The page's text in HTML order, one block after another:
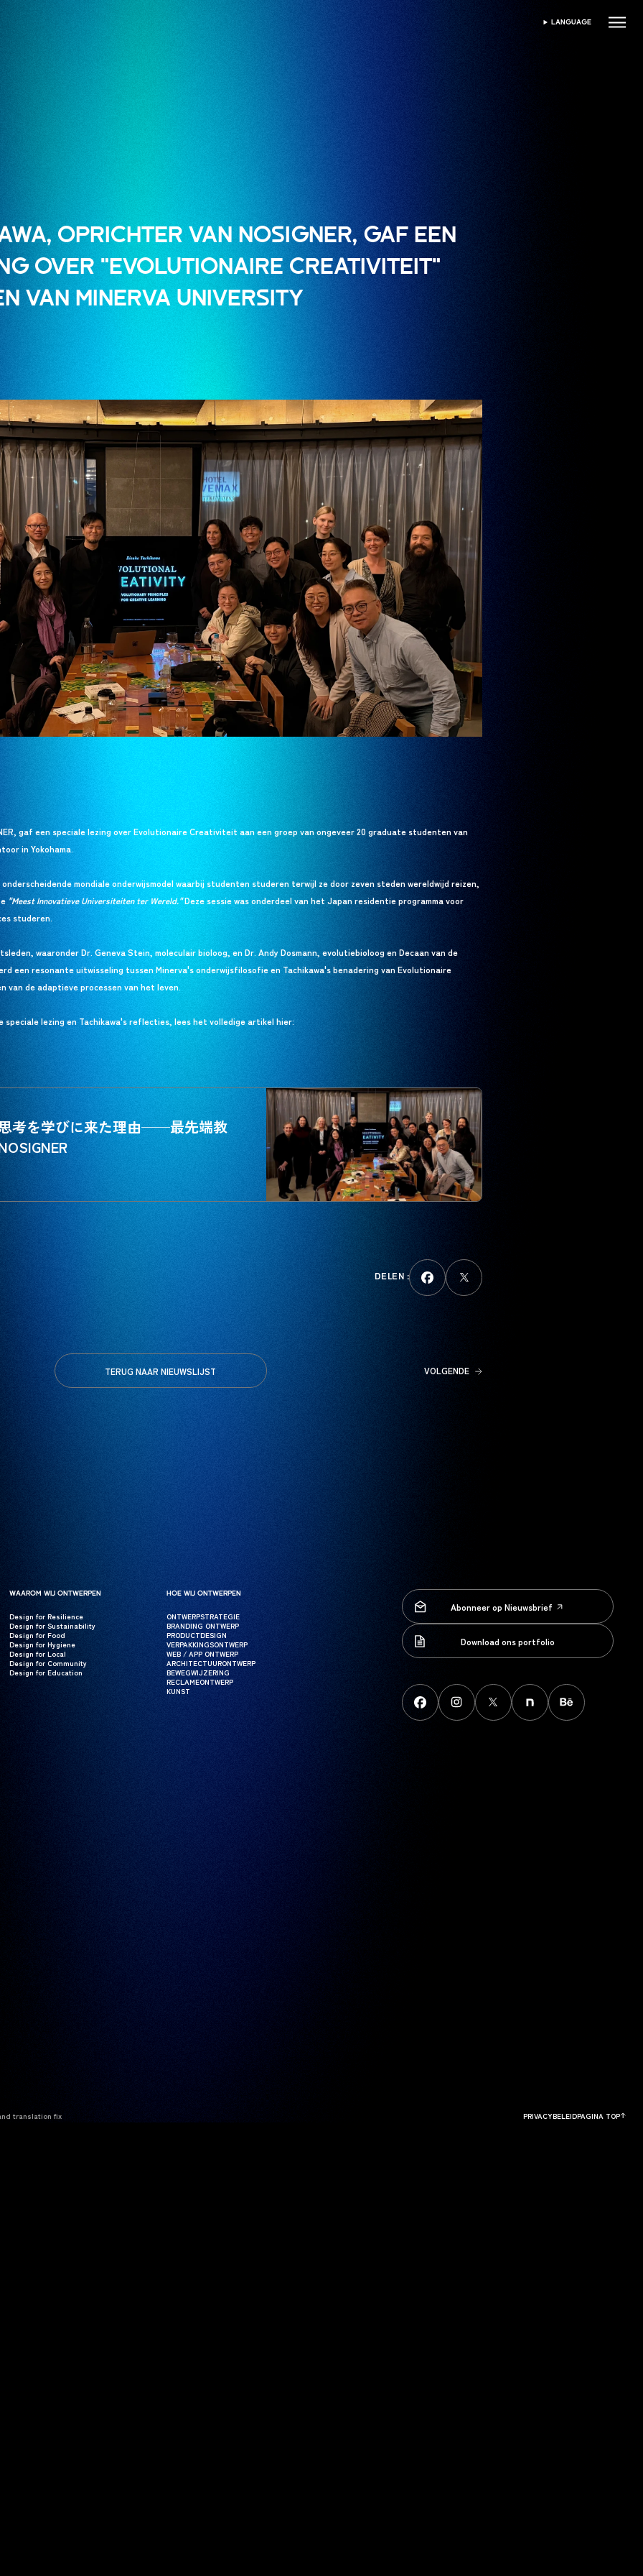
SELECTEER TAAL
LANGUAGE
OPRICHTER VAN NOSIGNER, GAF EEN
OVER "EVOLUTIONAIRE CREATIVITEIT"
VAN MINERVA UNIVERSITY
gaf een speciale lezing over Evolutionaire Creativiteit aan een groep van ongeveer 20 graduate studenten van
in Yokohama.
mondiale onderwijsmodel waarbij studenten studeren terwijl ze door zeven steden wereldwijd reizen,
"Meest Innovatieve Universiteiten ter Wereld."Deze sessie was onderdeel van het Japan residentie programma voor
studeren.
waaronder Dr. Geneva Stein, moleculair bioloog, en Dr. Andy Dosmann, evolutiebioloog en Decaan van de
een resonante uitwisseling tussen Minerva's onderwijsfilosofie en Tachikawa's benadering van Evolutionaire
de adaptieve processen van het leven.
speciale lezing en Tachikawa's reflecties, lees het volledige artikel hier:
考を学びに来た理由──最先端教
DELEN :
TERUG NAAR NIEUWSLIJST VOLGENDE
WAAROM WIJ ONTWERPEN
WAAROM WIJ ONTWERPEN
Design for Resilience
Design for Resilience
Design for Sustainability
Design for Sustainability
Design for Food
Design for Food
Design for Hygiene
Design for Hygiene
Design for Local
Design for Local
Design for Community
Design for Community
Design for Education
Design for Education
HOE WIJ ONTWERPEN
HOE WIJ ONTWERPEN
ONTWERPSTRATEGIE
ONTWERPSTRATEGIE
BRANDING ONTWERP
BRANDING ONTWERP
PRODUCTDESIGN
PRODUCTDESIGN
VERPAKKINGSONTWERP
VERPAKKINGSONTWERP
WEB / APP ONTWERP
WEB / APP ONTWERP
ARCHITECTUURONTWERP
ARCHITECTUURONTWERP
BEWEGWIJZERING
BEWEGWIJZERING
RECLAMEONTWERP
RECLAMEONTWERP
KUNST
KUNST
Abonneer op Nieuwsbrief
Abonneer op Nieuwsbrief
Download ons portfolio
Download ons portfolio
FaceBook instagram X note behance
translation fix PRIVACYBELEIDPAGINA TOP